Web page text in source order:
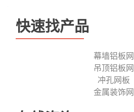
快速找产品
幕墙铝板网
吊顶铝板网
冲孔网板
金属装饰网